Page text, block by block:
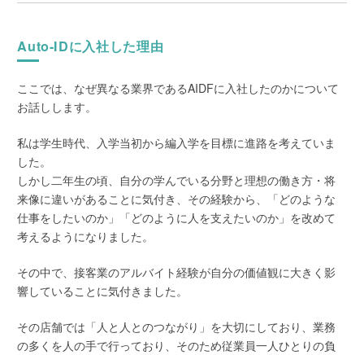
Auto-IDに入社した理由
ここでは、なぜ異なる業界であるAIDFに入社したのかについて
お話しします。
私は学生時代、入学当初から編入学を目標に進路を考えていま
した。
しかし二年生の頃、自分の学んでいる分野と理想の働き方・将
来像に違いがあることに気付き、その経験から、「どのような
仕事をしたいのか」「どのように人を支えたいのか」を改めて
考えるようになりました。
その中で、接客業のアルバイト経験が自分の価値観に大きく影
響していることに気付きました。
その店舗では「人と人とのつながり」を大切にしており、業務
の多くを人の手で行っており、そのため従業員一人ひとりの負